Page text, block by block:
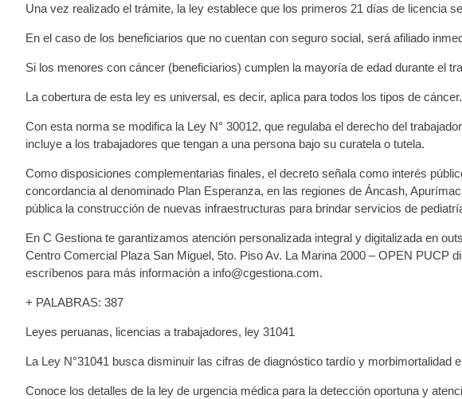
Una vez realizado el trámite, la ley establece que los primeros 21 días de licencia
En el caso de los beneficiarios que no cuentan con seguro social, será afiliado
Si los menores con cáncer (beneficiarios) cumplen la mayoría de edad durante el
La cobertura de esta ley es universal, es decir, aplica para todos los tipos de cáncer.
Con esta norma se modifica la Ley N° 30012, que regulaba el derecho del
incluye a los trabajadores que tengan a una persona bajo su curatela o tutela.
Como disposiciones complementarias finales, el decreto señala como interés
concordancia al denominado Plan Esperanza, en las regiones de Áncash,
pública la construcción de nuevas infraestructuras para brindar servicios de
En C Gestiona te garantizamos atención personalizada integral y digitalizada en
Centro Comercial Plaza San Miguel, 5to. Piso Av. La Marina 2000 – OPEN PUCP
escríbenos para más información a info@cgestiona.com.
+ PALABRAS: 387
Leyes peruanas, licencias a trabajadores, ley 31041
La Ley N°31041 busca disminuir las cifras de diagnóstico tardío y morbimortalidad
Conoce los detalles de la ley de urgencia médica para la detección oportuna y